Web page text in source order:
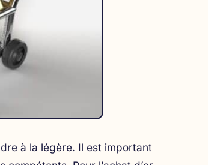
à la légère. Il est important